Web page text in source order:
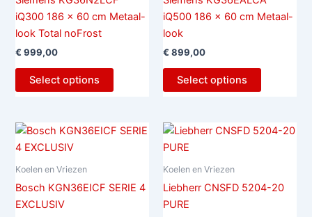
iQ300 186 x 60 cm Metaal-
look Total noFrost
€ 999,00
Select options
iQ500 186 x 60 cm Metaal-
look
€ 899,00
Select options
Koelen en Vriezen
Bosch KGN36EICF SERIE 4
EXCLUSIV
Koelen en Vriezen
Liebherr CNSFD 5204-20
PURE